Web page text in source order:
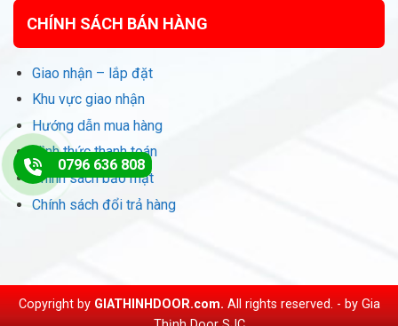
CHÍNH SÁCH BÁN HÀNG
Giao nhận – lắp đặt
Khu vực giao nhận
Hướng dẫn mua hàng
Hình thức thanh toán
Chính sách bảo mật
Chính sách đổi trả hàng
Copyright by GIATHINHDOOR.com. All rights reserved. - by Gia
0796 636 808